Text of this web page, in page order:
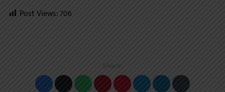
Post Views:706
Share: